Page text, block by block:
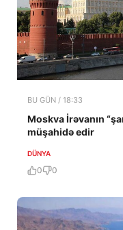
BU GÜN / 18:33
Moskva İrəvanın
müşahidə edir
DÜNYA
0 0